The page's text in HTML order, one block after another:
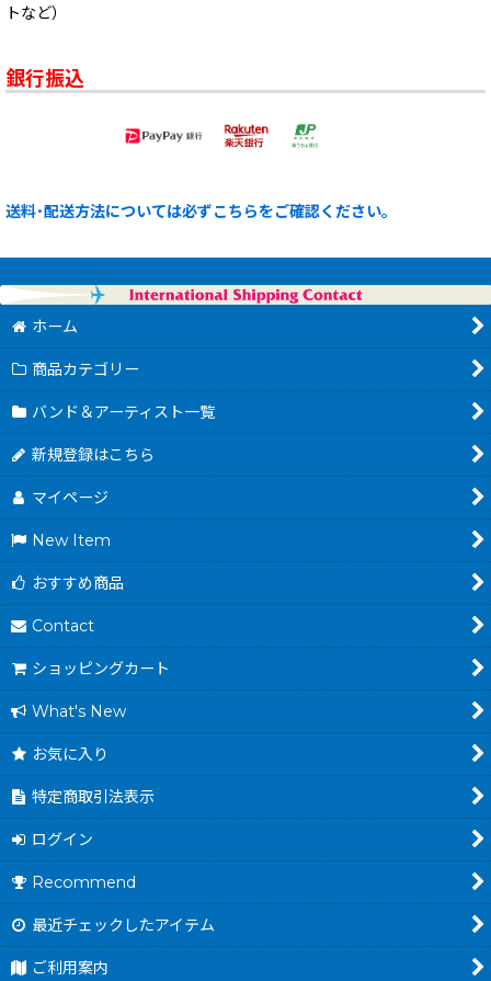
トなど）
銀行振込
送料･配送方法については必ずこちらをご確認ください。
ホーム
商品カテゴリー
バンド＆アーティスト一覧
新規登録はこちら
マイページ
New Item
おすすめ商品
Contact
ショッピングカート
What's New
お気に入り
特定商取引法表示
ログイン
Recommend
最近チェックしたアイテム
ご利用案内